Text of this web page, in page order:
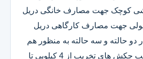
کوچک جهت مصارف خانگی دریل
جهت مصارف کارگاهی دریل
دو حالته و سه حالته به منظور هم
سوراخکاری و هم تخریب چکش های تخریب از 4 کیلویی تا